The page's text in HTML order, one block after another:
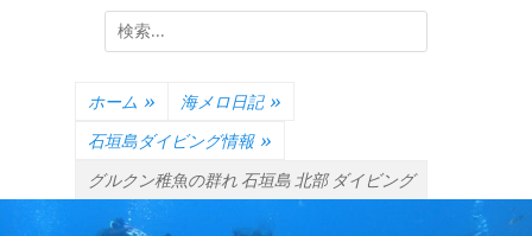
検
索:
ホーム » 海メロ日記 »
石垣島ダイビング情報 »
グルクン稚魚の群れ 石垣島 北部 ダイビング